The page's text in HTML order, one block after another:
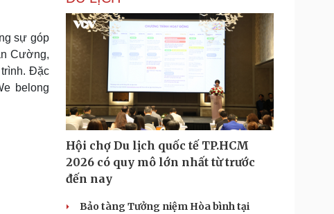
sự góp
Cường,
Đặc
belong
Hội chợ Du lịch quốc tế TP.HCM
2026 có quy mô lớn nhất từ trước
đến nay
Bảo tàng Tưởng niệm Hòa bình tại